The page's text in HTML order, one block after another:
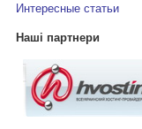
Интересные статьи
Наші партнери